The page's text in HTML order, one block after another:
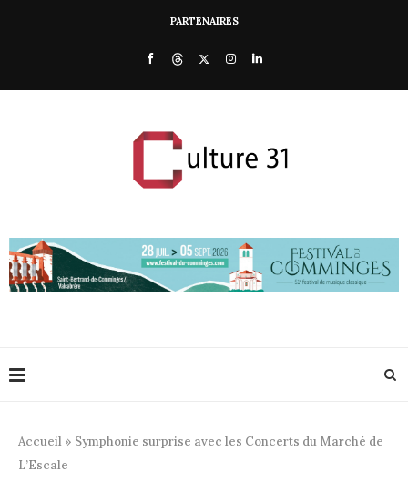
PARTENAIRES
Accueil » Symphonie surprise avec les Concerts du Marché de
L’Escale